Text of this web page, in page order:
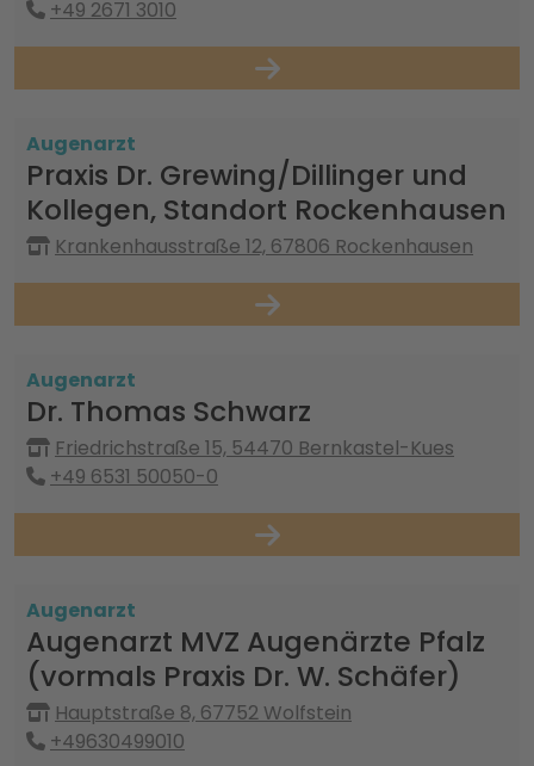
+49 2671 3010
Augenarzt
Praxis Dr. Grewing/Dillinger und
Kollegen, Standort Rockenhausen
Krankenhausstraße 12, 67806 Rockenhausen
Augenarzt
Dr. Thomas Schwarz
Friedrichstraße 15, 54470 Bernkastel-Kues
+49 6531 50050-0
Augenarzt
Augenarzt MVZ Augenärzte Pfalz
(vormals Praxis Dr. W. Schäfer)
Hauptstraße 8, 67752 Wolfstein
+49630499010